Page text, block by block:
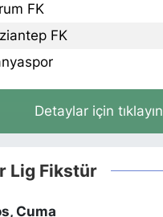
FK
FK
Detaylar için tıklayın
Lig Fikstür
Cuma